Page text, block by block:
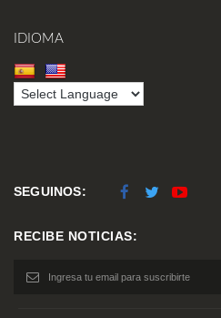
IDIOMA
SEGUINOS:
RECIBE NOTICIAS: